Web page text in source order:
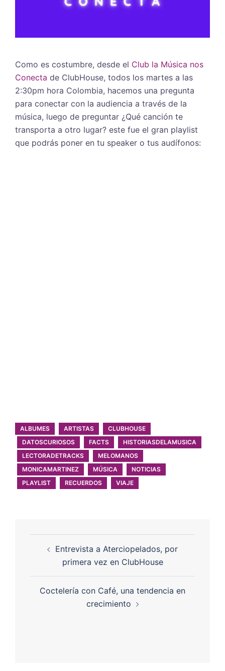
Como es costumbre, desde el Club la Música nos
Conecta de ClubHouse, todos los martes a las
2:30pm hora Colombia, hacemos una pregunta
para conectar con la audiencia a través de la
música, luego de preguntar ¿Qué canción te
transporta a otro lugar? este fue el gran playlist
que podrás poner en tu speaker o tus audífonos:
ALBUMES ARTISTAS
CLUBHOUSE
DATOSCURIOSOS
FACTS
HISTORIASDELAMUSICA
LECTORADETRACKS
MELOMANOS
MONICAMARTINEZ
MÚSICA
NOTICIAS
PLAYLIST
RECUERDOS VIAJE
Entrevista a Aterciopelados, por
primera vez en ClubHouse
Coctelería con Café, una tendencia en
crecimiento